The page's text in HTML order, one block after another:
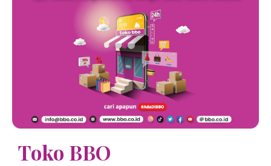
Toko BBO